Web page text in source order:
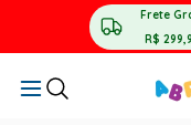
Frete
R$